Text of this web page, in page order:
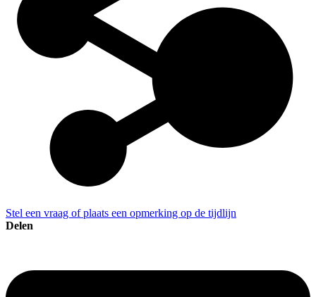
Stel een vraag of plaats een opmerking op de tijdlijn
Delen